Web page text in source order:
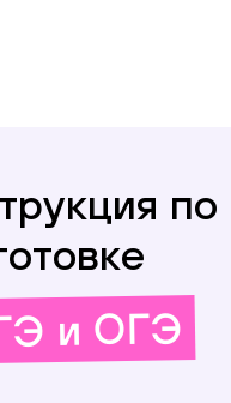
по
и ОГЭ